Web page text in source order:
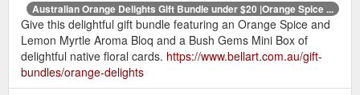
Australian Orange Delights Gift Bundle under $20 |Orange Spice ...
Give this delightful gift bundle featuring an Orange Spice and
Lemon Myrtle Aroma Bloq and a Bush Gems Mini Box of
delightful native floral cards. https://www.bellart.com.au/gift-
bundles/orange-delights